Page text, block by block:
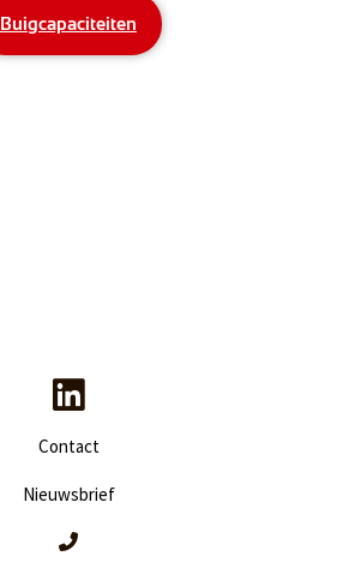
Buigcapaciteiten
Contact
Nieuwsbrief